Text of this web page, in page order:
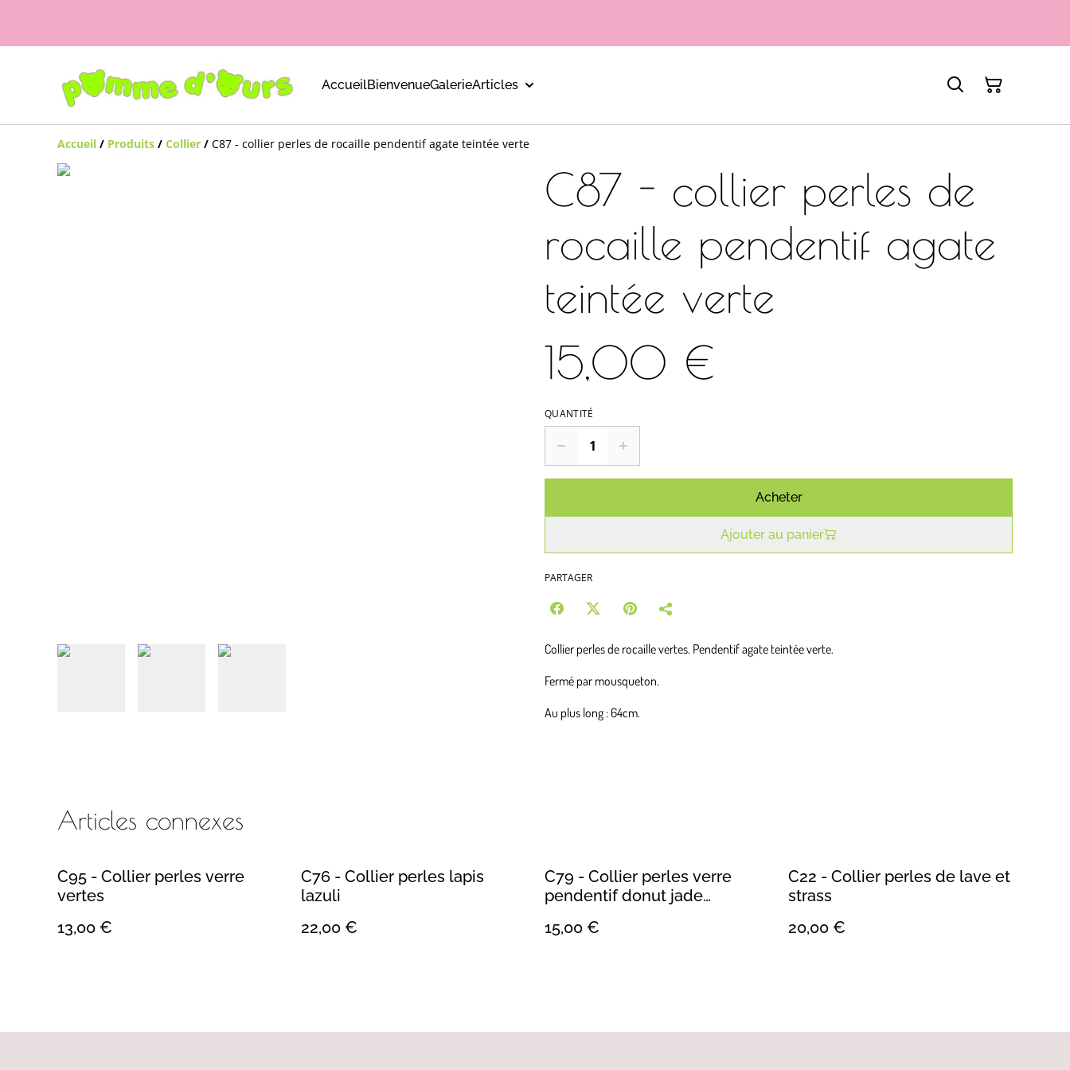
AccueilBienvenueGalerieArticles
Accueil / Produits / Collier / C87 - collier perles de rocaille pendentif agate teintée verte
C87 - collier perles de
rocaille pendentif agate
teintée verte
15,00 €
QUANTITÉ
Acheter
Ajouter au panier
PARTAGER
Collier perles de rocaille vertes. Pendentif agate teintée verte.
Fermé par mousqueton.
Au plus long : 64cm.
Articles connexes
C95 - Collier perles verre
vertes
13,00 €
C76 - Collier perles lapis
lazuli
22,00 €
C79 - Collier perles verre
pendentif donut jade
15,00 €
C22 - Collier perles de lave et
strass
20,00 €